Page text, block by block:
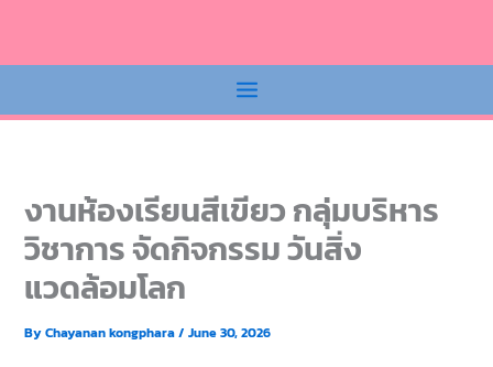
งานห้องเรียนสีเขียว กลุ่มบริหาร
วิชาการ จัดกิจกรรม วันสิ่ง
แวดล้อมโลก
ByChayanan kongphara/June 30, 2026